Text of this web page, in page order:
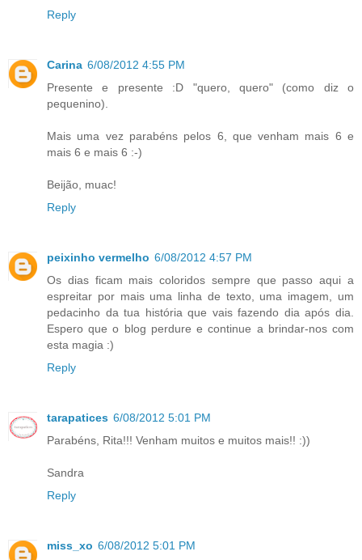
Reply
Carina 6/08/2012 4:55 PM
Presente e presente :D "quero, quero" (como diz o
pequenino).
Mais uma vez parabéns pelos 6, que venham mais 6 e
mais 6 e mais 6 :-)
Beijão, muac!
Reply
peixinho vermelho 6/08/2012 4:57 PM
Os dias ficam mais coloridos sempre que passo aqui a
espreitar por mais uma linha de texto, uma imagem, um
pedacinho da tua história que vais fazendo dia após dia.
Espero que o blog perdure e continue a brindar-nos com
esta magia :)
Reply
tarapatices 6/08/2012 5:01 PM
Parabéns, Rita!!! Venham muitos e muitos mais!! :))
Sandra
Reply
miss_xo 6/08/2012 5:01 PM